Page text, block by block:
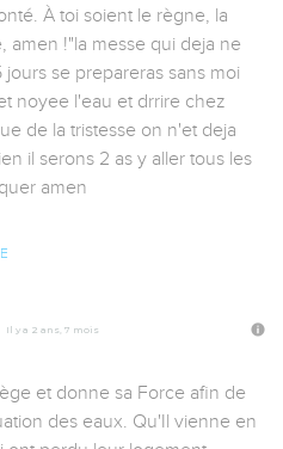
À toi soient le règne, la
amen !"la messe qui deja ne
jours se prepareras sans moi
noyee l'eau et drrire chez
de la tristesse on n'et deja
il serons 2 as y aller tous les
amen
Il y a 2 ans, 7 mois
et donne sa Force afin de
des eaux. Qu'Il vienne en